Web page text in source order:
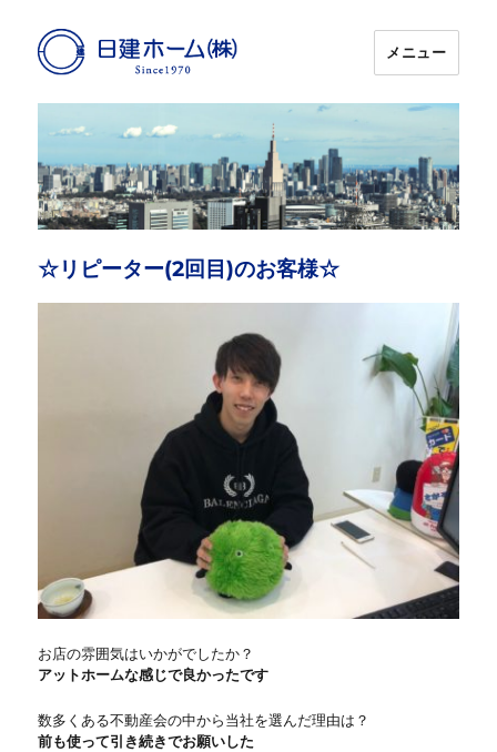
日建ホーム
メニュー
☆リピーター(2回目)のお客様☆
お店の雰囲気はいかがでしたか？
アットホームな感じで良かったです
数多くある不動産会の中から当社を選んだ理由は？
前も使って引き続きでお願いした